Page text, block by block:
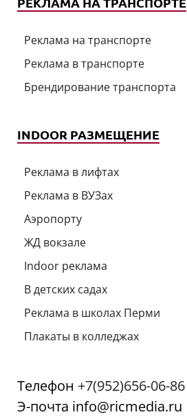
Реклама на транспорте
Реклама в транспорте
Брендирование транспорта
INDOOR РАЗМЕЩЕНИЕ
Реклама в лифтах
Реклама в ВУЗах
Аэропорту
ЖД вокзале
Indoor реклама
В детских садах
Реклама в школах Перми
Плакаты в колледжах
Телефон +7(952)656-06-86
Э-почта info@ricmedia.ru